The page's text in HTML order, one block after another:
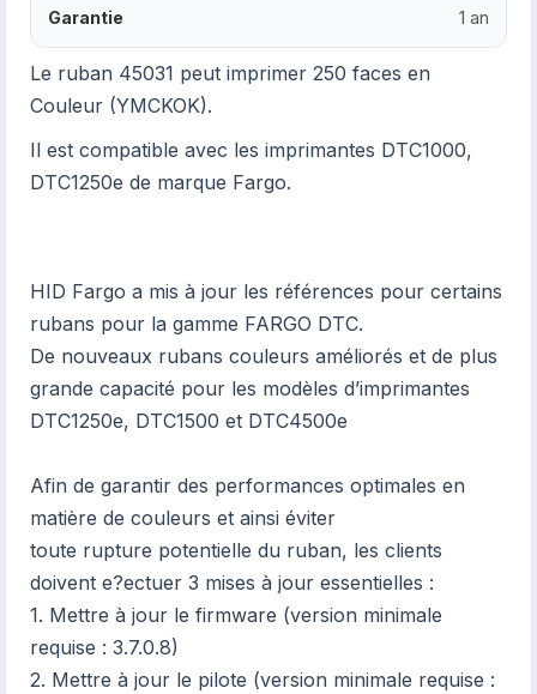
Garantie 1 an
Le ruban 45031 peut imprimer 250 faces en
Couleur (YMCKOK).
Il est compatible avec les imprimantes DTC1000,
DTC1250e de marque Fargo.
HID Fargo a mis à jour les références pour certains
rubans pour la gamme FARGO DTC.
De nouveaux rubans couleurs améliorés et de plus
grande capacité pour les modèles d’imprimantes
DTC1250e, DTC1500 et DTC4500e
Afin de garantir des performances optimales en
matière de couleurs et ainsi éviter
toute rupture potentielle du ruban, les clients
doivent e?ectuer 3 mises à jour essentielles :
1. Mettre à jour le firmware (version minimale
requise : 3.7.0.8)
2. Mettre à jour le pilote (version minimale requise :